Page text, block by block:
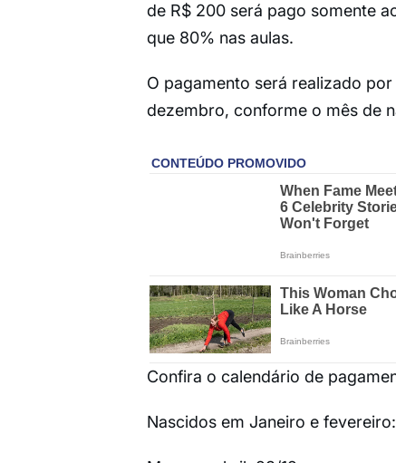
de R$ 200 será pago somente
que 80% nas aulas.
O pagamento será realizado
dezembro, conforme o mês de
Confira o calendário de
Nascidos em Janeiro e